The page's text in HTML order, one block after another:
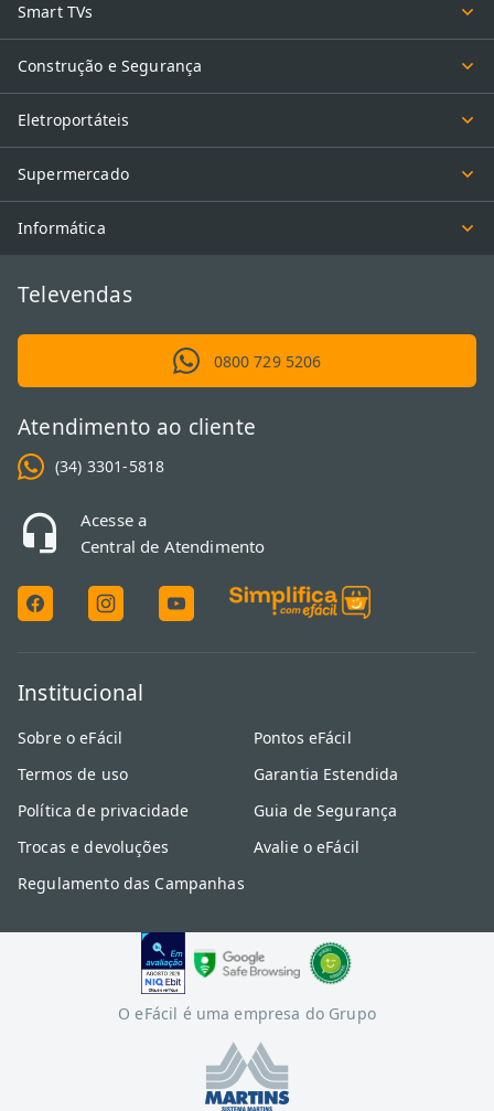
Smart TVs
Construção e Segurança
Eletroportáteis
Supermercado
Informática
Televendas
0800 729 5206
Atendimento ao cliente
(34) 3301-5818
Acesse a
Central de Atendimento
Institucional
Sobre o eFácil
Termos de uso
Política de privacidade
Trocas e devoluções
Regulamento das Campanhas
Pontos eFácil
Garantia Estendida
Guia de Segurança
Avalie o eFácil
O eFácil é uma empresa do Grupo